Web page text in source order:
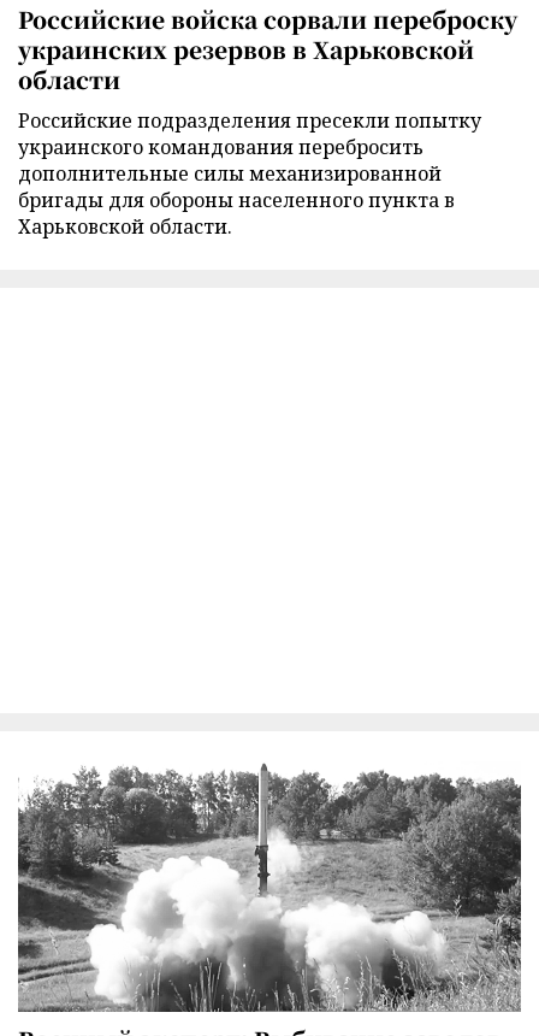
Российские войска сорвали переброску
украинских резервов в Харьковской
области
Российские подразделения пресекли попытку
украинского командования перебросить
дополнительные силы механизированной
бригады для обороны населенного пункта в
Харьковской области.